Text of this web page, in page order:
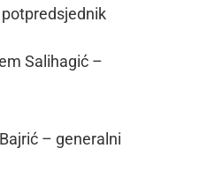
Salihagić –
– generalni